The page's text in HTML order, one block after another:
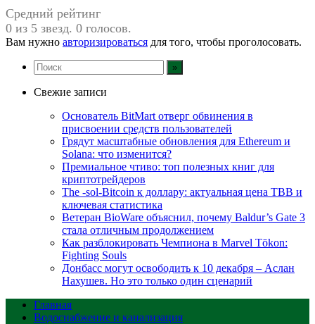
Средний рейтинг
0 из 5 звезд. 0 голосов.
Вам нужно авторизироваться для того, чтобы проголосовать.
Свежие записи
Основатель BitMart отверг обвинения в
присвоении средств пользователей
Грядут масштабные обновления для Ethereum и
Solana: что изменится?
Премиальное чтиво: топ полезных книг для
криптотрейдеров
The -sol-Bitcoin к доллару: актуальная цена TBB и
ключевая статистика
Ветеран BioWare объяснил, почему Baldur’s Gate 3
стала отличным продолжением
Как разблокировать Чемпиона в Marvel Tōkon:
Fighting Souls
Донбасс могут освободить к 10 декабря – Аслан
Нахушев. Но это только один сценарий
Главная
Водоснабжение и канализация